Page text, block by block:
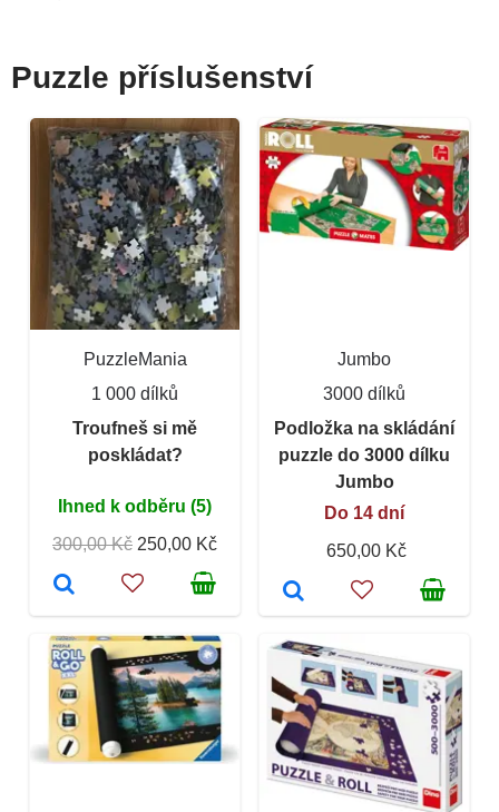
Puzzle příslušenství
PuzzleMania
1 000 dílků
Troufneš si mě
poskládat?
Ihned k odběru (5)
300,00 Kč 250,00 Kč
Jumbo
3000 dílků
Podložka na skládání
puzzle do 3000 dílku
Jumbo
Do 14 dní
650,00 Kč